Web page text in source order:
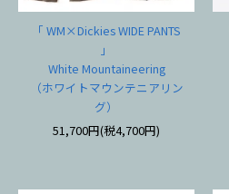
「 WM×Dickies WIDE PANTS
」
White Mountaineering
（ホワイトマウンテニアリン
グ）
51,700円(税4,700円)